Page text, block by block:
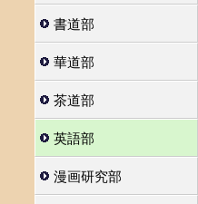
書道部
華道部
茶道部
英語部
漫画研究部